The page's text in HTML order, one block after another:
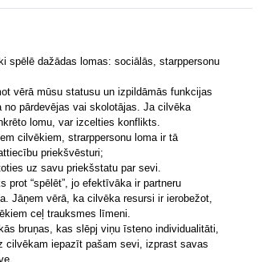
spēlē dažādas lomas: sociālās, starppersonu
vērā mūsu statusu un izpildāmās funkcijas
pārdevējas vai skolotājas. Ja cilvēka
lomu, var izcelties konflikts.
cilvēkiem, strarppersonu loma ir tā
priekšvēsturi;
uz savu priekšstatu par sevi.
prot “spēlēt”, jo efektīvāka ir partneru
Jāņem vērā, ka cilvēka resursi ir ierobežot,
ceļ trauksmes līmeni.
bruņas, kas slēpj viņu īsteno individualitāti,
cilvēkam iepazīt pašam sevi, izprast savas